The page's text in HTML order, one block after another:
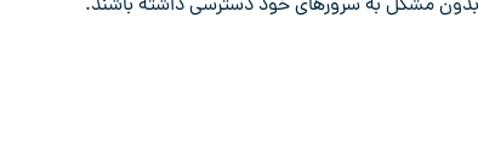
بدون مشکل به سرورهای خود دسترسی داشته باشند.